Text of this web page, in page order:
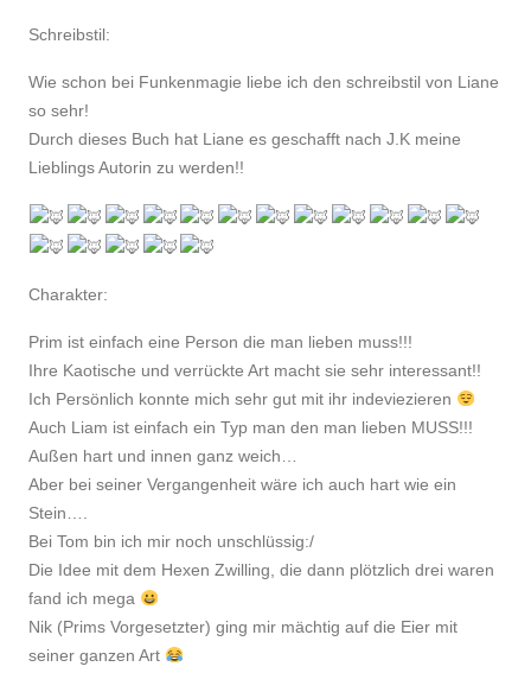
Schreibstil:
Wie schon bei Funkenmagie liebe ich den schreibstil von Liane
so sehr!
Durch dieses Buch hat Liane es geschafft nach J.K meine
Lieblings Autorin zu werden!!
Charakter:
Prim ist einfach eine Person die man lieben muss!!!
Ihre Kaotische und verrückte Art macht sie sehr interessant!!
Ich Persönlich konnte mich sehr gut mit ihr indeviezieren
Auch Liam ist einfach ein Typ man den man lieben MUSS!!!
Außen hart und innen ganz weich…
Aber bei seiner Vergangenheit wäre ich auch hart wie ein
Stein….
Bei Tom bin ich mir noch unschlüssig:/
Die Idee mit dem Hexen Zwilling, die dann plötzlich drei waren
fand ich mega
Nik (Prims Vorgesetzter) ging mir mächtig auf die Eier mit
seiner ganzen Art